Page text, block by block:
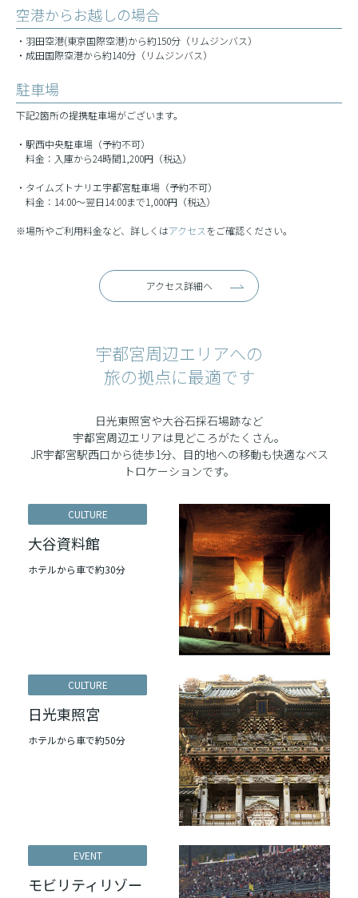
空港からお越しの場合
・羽田空港(東京国際空港)から約150分（リムジンバス）
・成田国際空港から約140分（リムジンバス）
駐車場
下記2箇所の提携駐車場がございます。
・駅西中央駐車場（予約不可）
料金：入庫から24時間1,200円（税込）
・タイムズトナリエ宇都宮駐車場（予約不可）
料金：14:00～翌日14:00まで1,000円（税込）
※場所やご利用料金など、詳しくはアクセスをご確認ください。
アクセス詳細へ
宇都宮周辺エリアへの
旅の拠点に最適です
日光東照宮や大谷石採石場跡など
宇都宮周辺エリアは見どころがたくさん。
JR宇都宮駅西口から徒歩1分、目的地への移動も快適なベス
トロケーションです。
CULTURE
大谷資料館
ホテルから車で約30分
CULTURE
日光東照宮
ホテルから車で約50分
EVENT
モビリティリゾー